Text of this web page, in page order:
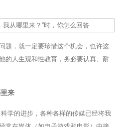
题，就一定要珍惜这个机会，也许这
的人生观和性教育，务必要认真、耐
来
学的进步，各种各样的传媒已经将我